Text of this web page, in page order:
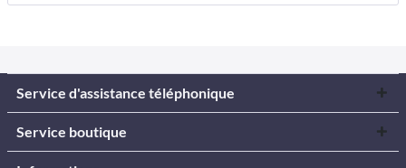
Service d'assistance téléphonique
Service boutique